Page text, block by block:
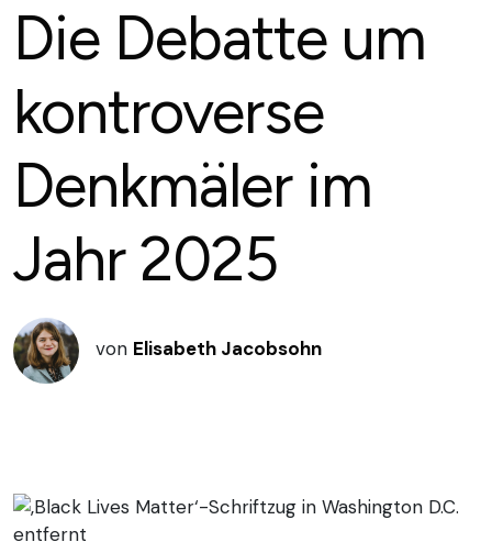
Die Debatte um
kontroverse
Denkmäler im
Jahr 2025
von Elisabeth Jacobsohn